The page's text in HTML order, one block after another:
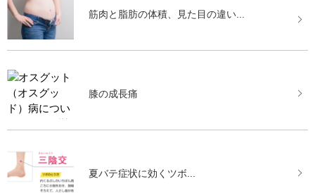
筋肉と脂肪の体積、見た目の違い...
膝の成長痛
夏バテ症状に効くツボ...